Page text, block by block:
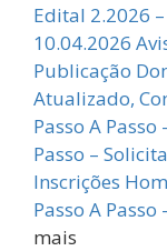
Edital 2.2026
10.04.2026
Publicação
Atualizado,
Passo A
Passo –
Inscrições
Passo A
mais